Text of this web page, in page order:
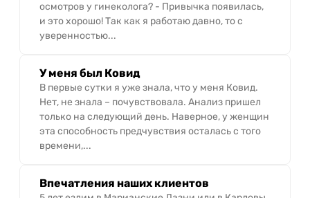
осмотров у гинеколога? - Привычка появилась,
и это хорошо! Так как я работаю давно, то с
уверенностью...
У меня был Ковид
В первые сутки я уже знала, что у меня Ковид.
Нет, не знала – почувствовала. Анализ пришел
только на следующий день. Наверное, у женщин
эта способность предчувствия осталась с того
времени,...
Впечатления наших клиентов